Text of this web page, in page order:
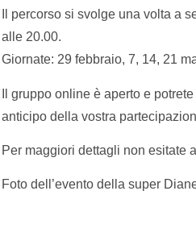
Il percorso si svolge una volta a
alle 20.00.
Giornate: 29 febbraio, 7, 14, 21
Il gruppo online è aperto e
anticipo della vostra
Per maggiori dettagli non esitate
Foto dell’evento della super